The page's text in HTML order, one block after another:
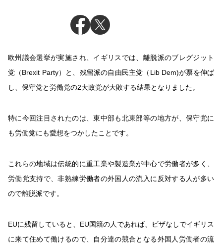
欧州議会選挙が実施され、イギリスでは、離脱派のブレグジット
党（Brexit Party）と、残留派の自由民主党（ Lib Dem)が票を伸ば
し、保守党と労働党の2大政党が大敗する結果となりました。
特に今回注目されたのは、東中部も北東部等の地方が、保守党に
も労働党にも愛想をつかしたことです。
これらの地域は伝統的に重工業や製造業が中心で労働者が多く、
労働党支持で、非熟練労働者の外国人の流入に反対する人が多い
ので離脱派です。
EUに残留していると、 EU国籍の人であれば、ビザなしでイギリス
に来て住めて働けるので、自分達の競合となる外国人労働者の流